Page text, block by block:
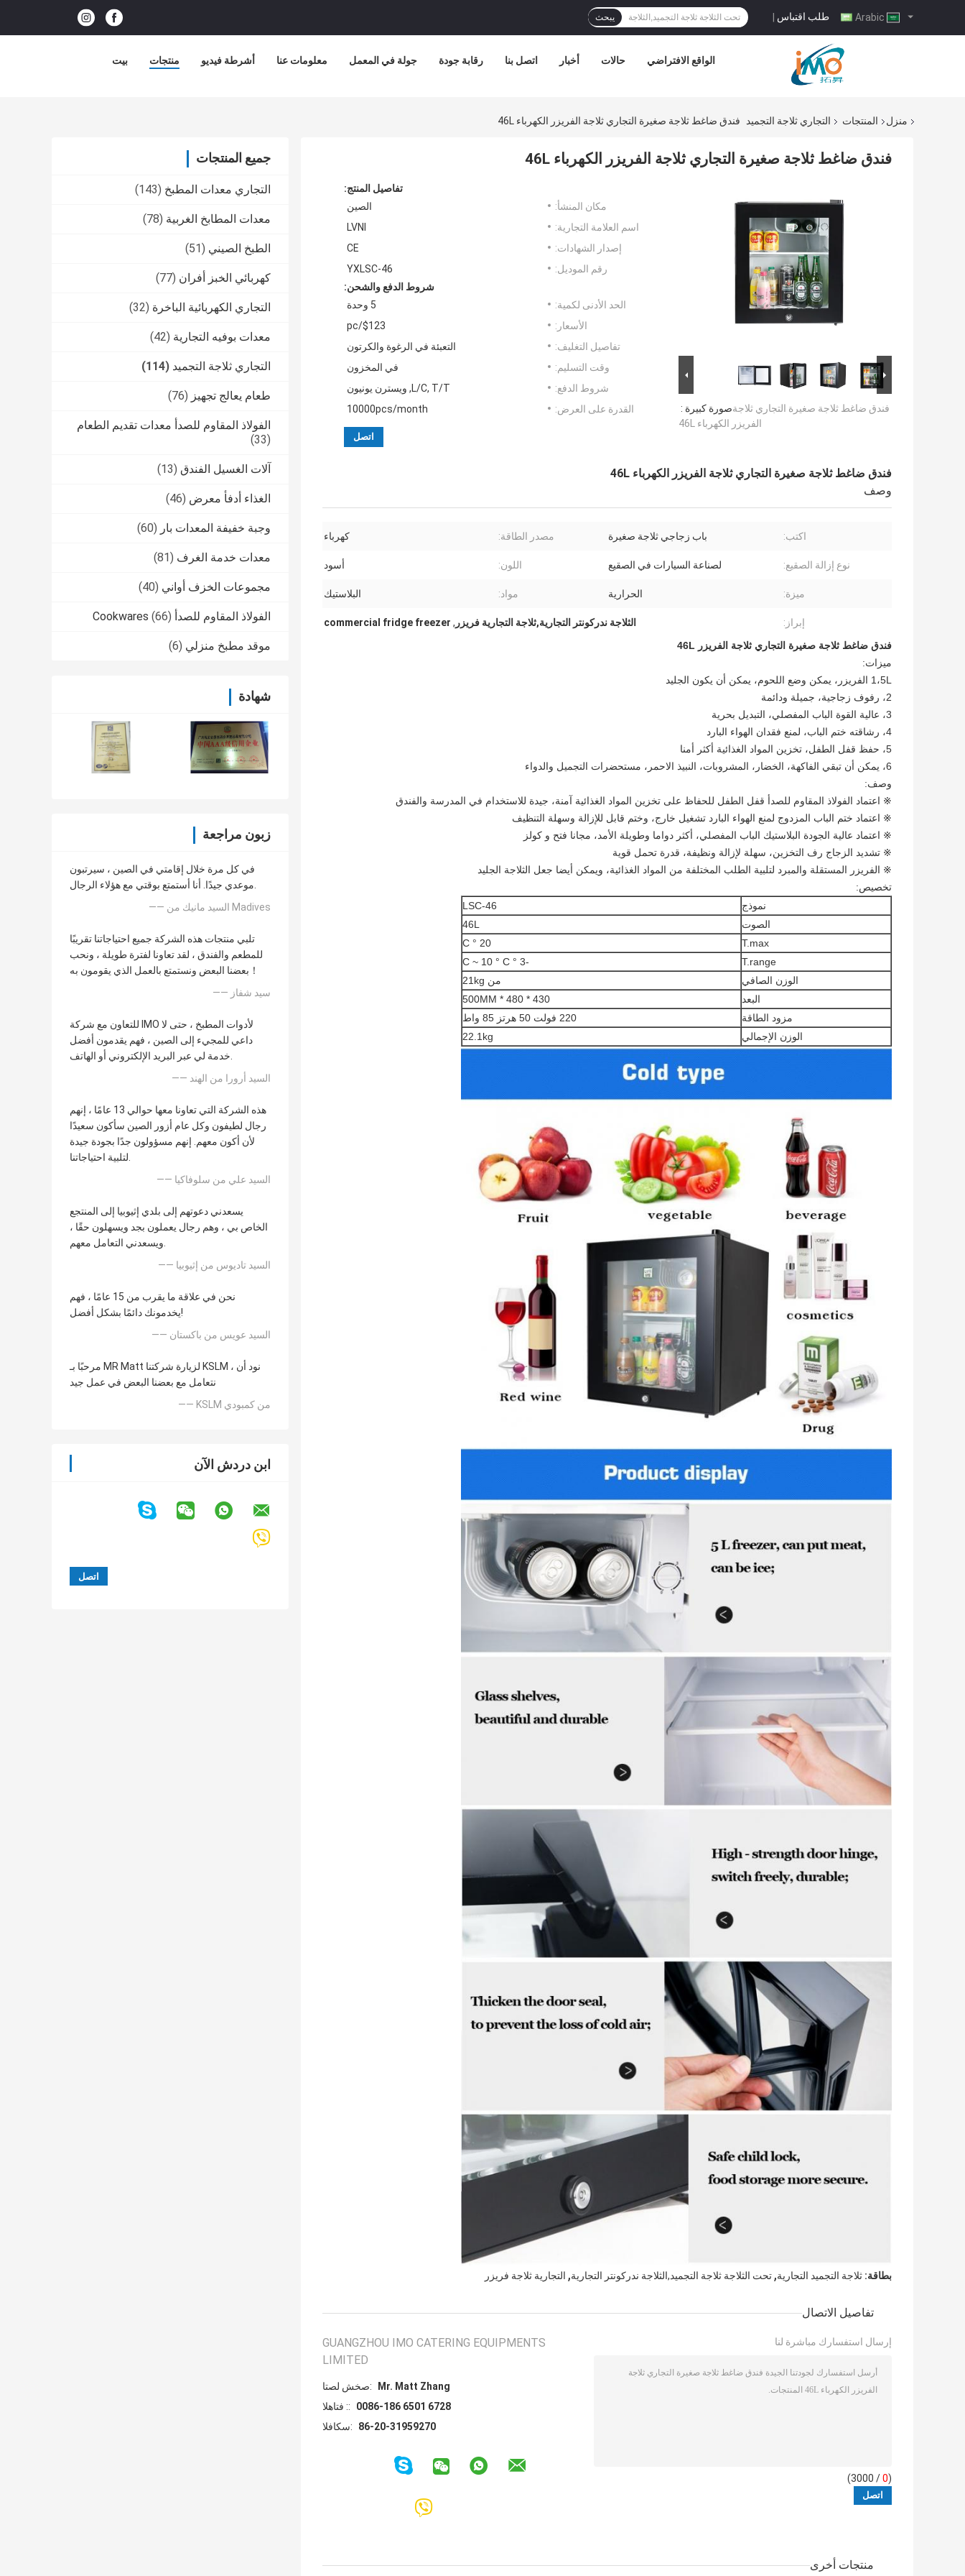
طلب اقتباس | يبحث
بيت منتجات أشرطة فيديو معلومات عنا جولة في المعمل رقابة جودة اتصل بنا أخبار حالات الواقع الافتراضي
منزل المنتجات التجاري ثلاجة التجميد فندق ضاغط ثلاجة صغيرة التجاري ثلاجة الفريزر الكهرباء 46L
جميع المنتجات
التجاري معدات المطبخ (143)
معدات المطابخ الغربية (78)
الطبخ الصيني (51)
كهربائي الخبز أفران (77)
التجاري الكهربائية الباخرة (32)
معدات بوفيه التجارية (42)
التجاري ثلاجة التجميد (114)
طعام يعالج تجهيز (76)
الفولاذ المقاوم للصدأ معدات تقديم الطعام
(33)
آلات الغسيل الفندق (13)
الغذاء أدفأ معرض (46)
وجبة خفيفة المعدات بار (60)
معدات خدمة الغرف (81)
مجموعات الخزف أواني (40)
الفولاذ المقاوم للصدأ Cookwares (66)
موقد مطبخ منزلي (6)
شهادة
زبون مراجعة
في كل مرة خلال إقامتي في الصين ، سيرتبون
موعدي جيدًا. أنا أستمتع بوقتي مع هؤلاء الرجال.
—— السيد مانيك من Madives
تلبي منتجات هذه الشركة جميع احتياجاتنا تقريبًا
للمطعم والفندق ، لقد تعاونا لفترة طويلة ، ونحب
بعضنا البعض ونستمتع بالعمل الذي يقومون به！
—— سيد شفاز
للتعاون مع شركة IMO لأدوات المطبخ ، حتى لا
داعي للمجيء إلى الصين ، فهم يقدمون أفضل
خدمة لي عبر البريد الإلكتروني أو الهاتف.
—— السيد أرورا من الهند
هذه الشركة التي تعاونا معها حوالي 13 عامًا ، إنهم
رجال لطيفون وكل عام أزور الصين سأكون سعيدًا
لأن أكون معهم. إنهم مسؤولون جدًا بجودة جيدة
لتلبية احتياجاتنا.
—— السيد علي من سلوفاكيا
يسعدني دعوتهم إلى بلدي إثيوبيا إلى المنتجع
الخاص بي ، وهم رجال يعملون بجد ويسهلون حقًا ،
ويسعدني التعامل معهم.
—— السيد تاديوس من إثيوبيا
نحن في علاقة ما يقرب من 15 عامًا ، فهم
يخدمونك دائمًا بشكل أفضل!
—— السيد عويس من باكستان
مرحبًا بـ MR Matt لزيارة شركتنا KSLM ، نود أن
نتعامل مع بعضنا البعض في عمل جيد
—— KSLM من كمبودي
ابن دردش الآن
فندق ضاغط ثلاجة صغيرة التجاري ثلاجة الفريزر الكهرباء 46L
صورة كبيرة :فندق ضاغط ثلاجة صغيرة التجاري ثلاجة
الفريزر الكهرباء 46L
تفاصيل المنتج:
مكان المنشأ:
الصين
اسم العلامة التجارية:
LVNI
إصدار الشهادات:
CE
رقم الموديل:
YXLSC-46
شروط الدفع والشحن:
الحد الأدنى لكمية:
5 وحدة
الأسعار:
$123/pc
تفاصيل التغليف:
التعبئة في الرغوة والكرتون
وقت التسليم:
في المخزون
شروط الدفع:
L/C, T/T, ويسترن يونيون
القدرة على العرض:
10000pcs/month
اتصل
فندق ضاغط ثلاجة صغيرة التجاري ثلاجة الفريزر الكهرباء 46L
وصف
اكتب: باب زجاجي ثلاجة صغيرة مصدر الطاقة: كهرباء
نوع إزالة الصقيع: لصناعة السيارات في الصقيع اللون: أسود
ميزة: الحرارية مواد: البلاستيك
إبراز: الثلاجة ندركونتر التجارية,ثلاجة التجارية فريزر ,
commercial fridge freezer
فندق ضاغط ثلاجة صغيرة التجاري ثلاجة الفريزر 46L
ميزات:
1،5L الفريزر، يمكن وضع اللحوم، يمكن أن يكون الجليد
2، رفوف زجاجية، جميلة ودائمة
3، عالية القوة الباب المفصلي، التبديل بحرية
4، رشاقته ختم الباب، لمنع فقدان الهواء البارد
5، حفظ قفل الطفل، تخزين المواد الغذائية أكثر أمنا
6، يمكن أن تبقي الفاكهة، الخضار، المشروبات، النبيذ الاحمر، مستحضرات التجميل والدواء
وصف:
※ اعتماد الفولاذ المقاوم للصدأ قفل الطفل للحفاظ على تخزين المواد الغذائية آمنة، جيدة للاستخدام في المدرسة والفندق
※ اعتماد ختم الباب المزدوج لمنع الهواء البارد تشغيل خارج، وختم قابل للإزالة وسهلة التنظيف
※ اعتماد عالية الجودة البلاستيك الباب المفصلي، أكثر دواما وطويلة الأمد، مجانا فتح و كولز
※ تشديد الزجاج رف التخزين، سهلة لإزالة ونظيفة، قدرة تحمل قوية
※ الفريزر المستقلة والمبرد لتلبية الطلب المختلفة من المواد الغذائية، ويمكن أيضا جعل الثلاجة الجليد
تخصيص:
نموذج
LSC-46
الصوت
46L
T.max
20 ° C
T.range
-3 ° C ~ 10 ° C
الوزن الصافي
من 21kg
البعد
430 * 480 * 500MM
مزود الطاقة
220 فولت 50 هرتز 85 واط
الوزن الإجمالي
22.1kg
بطاقة: ثلاجة التجميد التجارية, تحت الثلاجة ثلاجة التجميد,الثلاجة ندركونتر التجارية, التجارية ثلاجة فريزر
تفاصيل الاتصال
GUANGZHOU IMO CATERING EQUIPMENTS
LIMITED
اتصل شخص:
Mr. Matt Zhang
الهاتف ::
0086-186 6501 6728
الفاكس:
86-20-31959270
إرسال استفسارك مباشرة لنا
(
0
/ 3000)
منتجات أخرى